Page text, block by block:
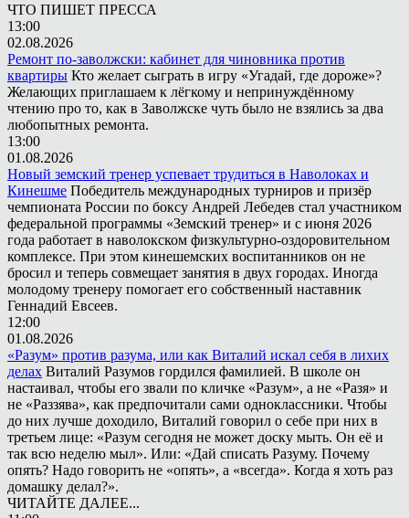
ЧТО ПИШЕТ ПРЕССА
13:00
02.08.2026
Ремонт по-заволжски: кабинет для чиновника против
квартиры Кто желает сыграть в игру «Угадай, где дороже»?
Желающих приглашаем к лёгкому и непринуждённому
чтению про то, как в Заволжске чуть было не взялись за два
любопытных ремонта.
13:00
01.08.2026
Новый земский тренер успевает трудиться в Наволоках и
Кинешме Победитель международных турниров и призёр
чемпионата России по боксу Андрей Лебедев стал участником
федеральной программы «Земский тренер» и с июня 2026
года работает в наволокском физкультурно-оздоровительном
комплексе. При этом кинешемских воспитанников он не
бросил и теперь совмещает занятия в двух городах. Иногда
молодому тренеру помогает его собственный наставник
Геннадий Евсеев.
12:00
01.08.2026
«Разум» против разума, или как Виталий искал себя в лихих
делах Виталий Разумов гордился фамилией. В школе он
настаивал, чтобы его звали по кличке «Разум», а не «Разя» и
не «Раззява», как предпочитали сами одноклассники. Чтобы
до них лучше доходило, Виталий говорил о себе при них в
третьем лице: «Разум сегодня не может доску мыть. Он её и
так всю неделю мыл». Или: «Дай списать Разуму. Почему
опять? Надо говорить не «опять», а «всегда». Когда я хоть раз
домашку делал?».
ЧИТАЙТЕ ДАЛЕЕ...